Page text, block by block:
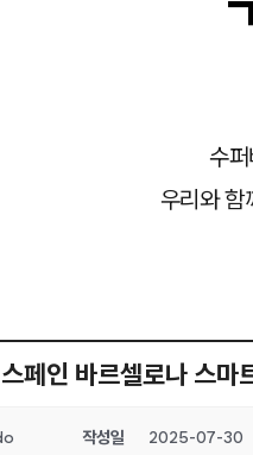
수
우리와 함
페인 바르셀로나 스마
작성일 2025-07-30